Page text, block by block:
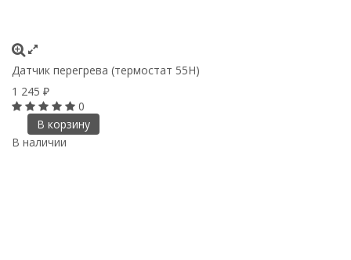
Датчик перегрева (термостат 55H)
1 245 ₽
0
В корзину
В наличии